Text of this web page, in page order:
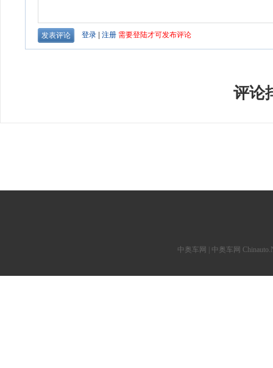
评论
中奥车网 | 中奥车网